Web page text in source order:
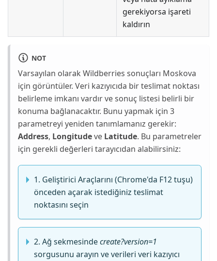
gerekiyorsa işareti
kaldırın
NOT
Varsayılan olarak Wildberries sonuçları Moskova
için görüntüler. Veri kazıyıcıda bir teslimat noktası
belirleme imkanı vardır ve sonuç listesi belirli bir
konuma bağlanacaktır. Bunu yapmak için 3
parametreyi yeniden tanımlamanız gerekir:
Address, Longitudeve Latitude. Bu parametreler
için gerekli değerleri tarayıcıdan alabilirsiniz:
1. Geliştirici Araçlarını (Chrome'da F12 tuşu)
önceden açarak istediğiniz teslimat
noktasını seçin
2. Ağ sekmesindecreate?version=1
sorgusunu arayın ve verileri veri kazıyıcı